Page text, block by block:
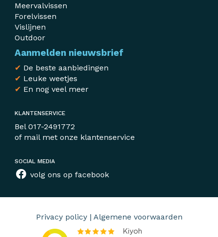
Meervalvissen
Forelvissen
Vislijnen
Outdoor
Aanmelden nieuwsbrief
✔ De beste aanbiedingen
✔ Leuke weetjes
✔ En nog veel meer
KLANTENSERVICE
Bel 017-2491772
of mail met onze klantenservice
SOCIAL MEDIA
volg ons op facebook
Privacy policy| Algemene voorwaarden